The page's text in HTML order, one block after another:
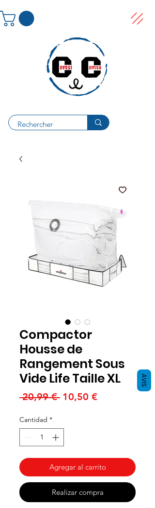
Compactor
Housse de
Rangement Sous
Vide Life Taille XL
20,99 € Precio
10,50 €Precio
Cantidad *
Agregar al carrito
Realizar compra
AVIS